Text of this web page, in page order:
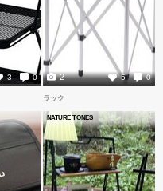
3 0 5 0
2
ラック
NATURE TONES